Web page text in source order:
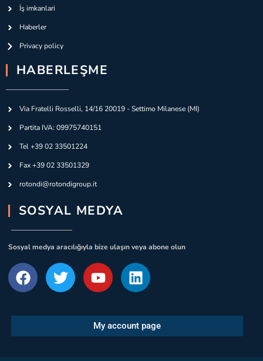
İş imkanlari
Haberler
Privacy policy
HABERLEŞME
Via Fratelli Rosselli, 14/16 20019 - Settimo Milanese (MI)
Partita IVA: 09975740151
Tel +39 02 33501224
Fax +39 02 33501329
rotondi@rotondigroup.it
SOSYAL MEDYA
Sosyal medya aracılığıyla bize ulaşın veya abone olun
My account page